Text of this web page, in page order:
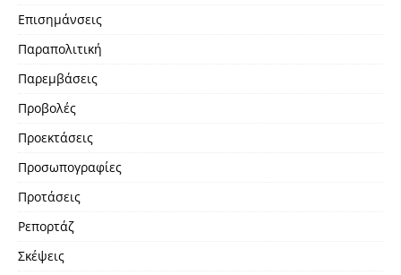
Επισημάνσεις
Παραπολιτική
Παρεμβάσεις
Προβολές
Προεκτάσεις
Προσωπογραφίες
Προτάσεις
Ρεπορτάζ
Σκέψεις